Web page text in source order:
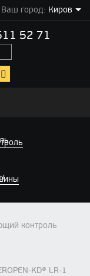
Ваш город: Киров
52 71
контроль
KD® LR-1